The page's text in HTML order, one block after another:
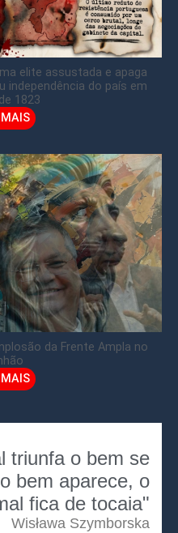
elite assustada e apaga
independência do país em
1823
da Frente Ampla no
triunfa o bem se
bem aparece, o
fica de tocaia"
Wisława Szymborska